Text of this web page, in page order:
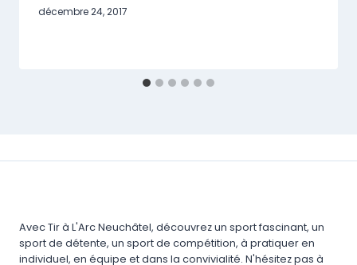
décembre 24, 2017
Avec Tir à L'Arc Neuchâtel, découvrez un sport fascinant, un
sport de détente, un sport de compétition, à pratiquer en
individuel, en équipe et dans la convivialité. N'hésitez pas à